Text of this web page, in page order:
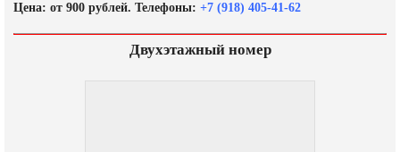
Цена: от 900 рублей. Телефоны: +7 (918) 405-41-62
Двухэтажный номер